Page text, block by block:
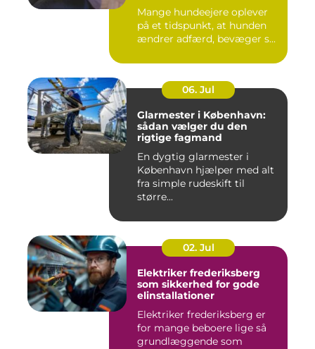
Mange hundeejere oplever
på et tidspunkt, at hunden
ændrer adfærd, bevæger s...
06. Jul
Glarmester i København:
sådan vælger du den
rigtige fagmand
En dygtig glarmester i
København hjælper med alt
fra simple rudeskift til
større...
02. Jul
Elektriker frederiksberg
som sikkerhed for gode
elinstallationer
Elektriker frederiksberg er
for mange beboere lige så
grundlæggende som